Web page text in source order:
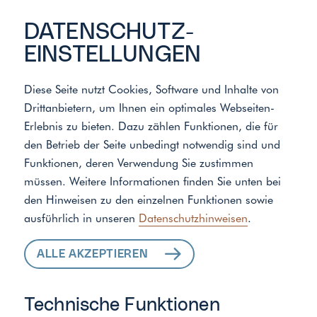
DATENSCHUTZ­
EINSTELLUNGEN
Diese Seite nutzt Cookies, Software und Inhalte von
Drittanbietern, um Ihnen ein optimales Webseiten-
Erlebnis zu bieten. Dazu zählen Funktionen, die für
den Betrieb der Seite unbedingt notwendig sind und
Funktionen, deren Verwendung Sie zustimmen
müssen. Weitere Informationen finden Sie unten bei
den Hinweisen zu den einzelnen Funktionen sowie
ausführlich in unseren Datenschutzhinweisen.
ALLE AKZEPTIEREN
Technische Funktionen
Meister der Elemente
ALLE LEISTUNGEN
FÜR IHR ZUHAUSE